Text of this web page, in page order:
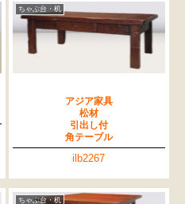
ちゃぶ台・机
アジア家具
松材
引出し付
角テーブル
ilb2267
ちゃぶ台・机